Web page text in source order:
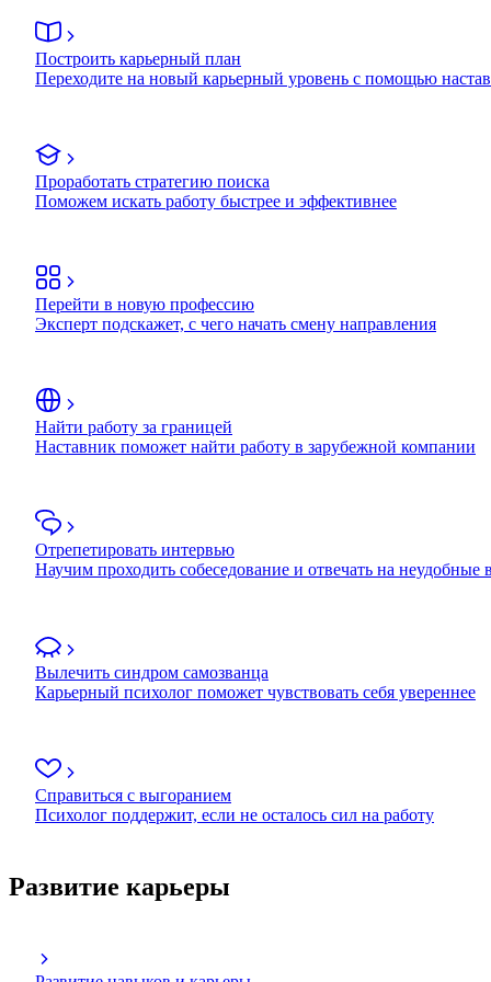
Построить карьерный план
Переходите на новый карьерный уровень с помощью
Проработать стратегию поиска
Поможем искать работу быстрее и эффективнее
Перейти в новую профессию
Эксперт подскажет, с чего начать смену направления
Найти работу за границей
Наставник поможет найти работу в зарубежной компании
Отрепетировать интервью
Научим проходить собеседование и отвечать на неудобные
Вылечить синдром самозванца
Карьерный психолог поможет чувствовать себя увереннее
Справиться с выгоранием
Психолог поддержит, если не осталось сил на работу
Развитие карьеры